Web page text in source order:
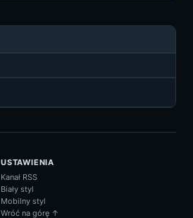
USTAWIENIA
Kanał RSS
Biały styl
Mobilny styl
Wróć na górę ↑